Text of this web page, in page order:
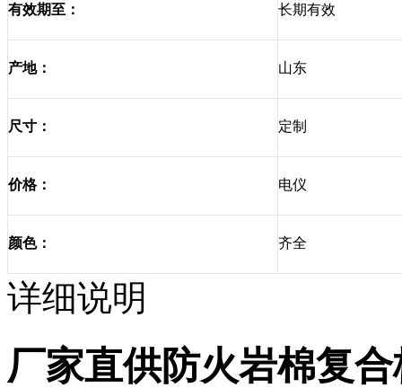
有效期至： 长期有效
产地： 山东
尺寸： 定制
价格： 电仪
颜色： 齐全
详细说明
厂家直供防火岩棉复